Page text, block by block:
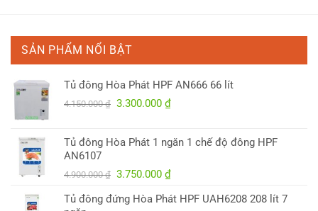
SẢN PHẨM NỔI BẬT
Tủ đông Hòa Phát HPF AN666 66 lít
4.150.000₫ Giá
4.150.000 ₫.
3.300.000 ₫Giá
là:
Tủ đông Hòa Phát 1 ngăn 1 chế độ đông HPF
AN6107
4.900.000₫ Giá
là:
3.750.000 ₫Giá
tại
Tủ đông đứng Hòa Phát HPF UAH6208 208 lít 7